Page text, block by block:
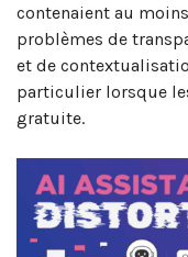
contenaient au
problèmes de
et de
particulier lorsque
gratuite.